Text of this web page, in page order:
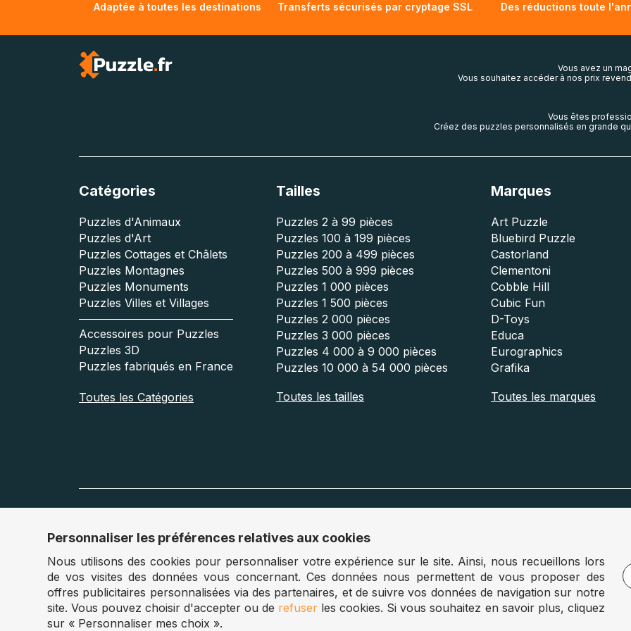
Adaptée à toutes les destinations Transferts sécurisés par cryptage SSL Des réductions toute
Vous avez un
Vous souhaitez accéder à nos prix
Vous êtes
Créez des puzzles personnalisés en grande
Catégories
Puzzles d'Animaux
Puzzles d'Art
Puzzles Cottages et Châlets
Puzzles Montagnes
Puzzles Monuments
Puzzles Villes et Villages
Accessoires pour Puzzles
Puzzles 3D
Puzzles fabriqués en France
Toutes les Catégories
Tailles
Puzzles 2 à 99 pièces
Puzzles 100 à 199 pièces
Puzzles 200 à 499 pièces
Puzzles 500 à 999 pièces
Puzzles 1 000 pièces
Puzzles 1 500 pièces
Puzzles 2 000 pièces
Puzzles 3 000 pièces
Puzzles 4 000 à 9 000 pièces
Puzzles 10 000 à 54 000 pièces
Toutes les tailles
Marques
Art Puzzle
Bluebird Puzzle
Castorland
Clementoni
Cobble Hill
Cubic Fun
D-Toys
Educa
Eurographics
Grafika
Toutes les marques
Belgique :www.puzzle.be Allemagne :www.puzzle.de Autriche :www.puzzle.at
© Puzzle.fr 2025 - Tous droits réservés
Personnaliser les préférences relatives aux cookies
Nous utilisons des cookies pour personnaliser votre expérience sur le site. Ainsi, nous recueillons lors
de vos visites des données vous concernant. Ces données nous permettent de vous proposer des
offres publicitaires personnalisées via des partenaires, et de suivre vos données de navigation sur notre
site. Vous pouvez choisir d'accepter ou de refuser les cookies. Si vous souhaitez en savoir plus, cliquez
sur « Personnaliser mes choix ».